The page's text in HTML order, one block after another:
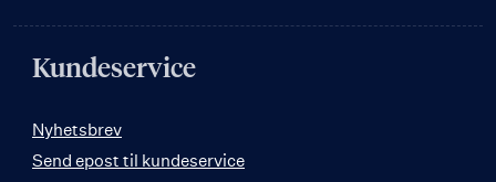
Kundeservice
Nyhetsbrev
Send epost til kundeservice